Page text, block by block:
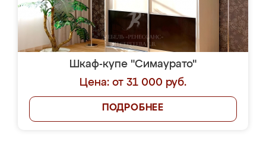
Шкаф-купе "Симаурато"
Цена: от 31 000 руб.
ПОДРОБНЕЕ